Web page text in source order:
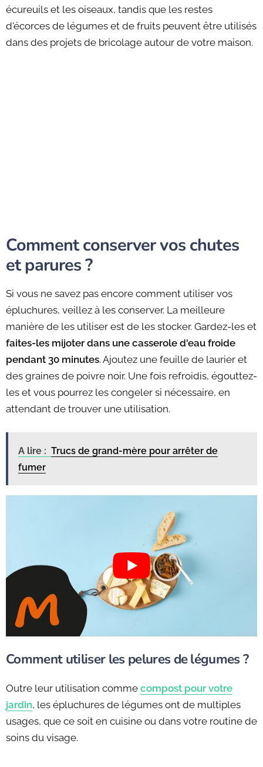
écureuils et les oiseaux, tandis que les restes
d'écorces de légumes et de fruits peuvent être utilisés
dans des projets de bricolage autour de votre maison.
Comment conserver vos chutes
et parures ?
Si vous ne savez pas encore comment utiliser vos
épluchures, veillez à les conserver. La meilleure
manière de les utiliser est de les stocker. Gardez-les et
faites-les mijoter dans une casserole d'eau froide
pendant 30 minutes. Ajoutez une feuille de laurier et
des graines de poivre noir. Une fois refroidis, égouttez-
les et vous pourrez les congeler si nécessaire, en
attendant de trouver une utilisation.
A lire : Trucs de grand-mère pour arrêter de
fumer
Comment utiliser les pelures de légumes ?
Outre leur utilisation comme compost pour votre
jardin, les épluchures de légumes ont de multiples
usages, que ce soit en cuisine ou dans votre routine de
soins du visage.